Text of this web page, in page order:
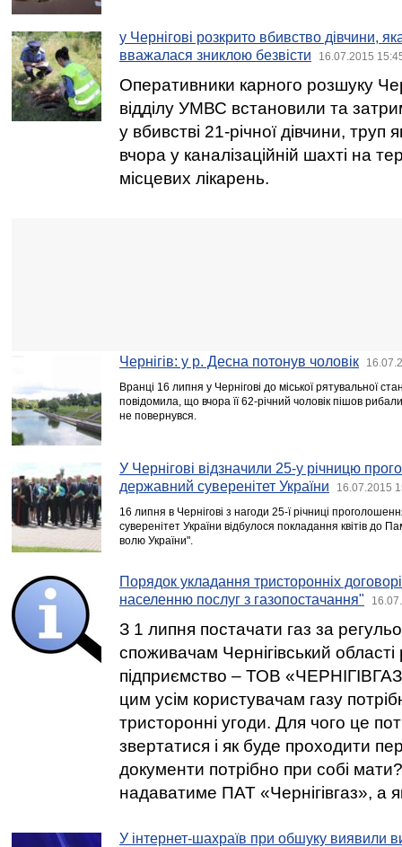
у Чернігові розкрито вбивство дівчини,
вважалася зниклою безвісти
16.07.2015
Оперативники карного розшуку
відділу УМВС встановили та
у вбивстві 21-річної дівчини, труп
вчора у каналізаційній шахті на
місцевих лікарень.
Чернігів: у р. Десна потонув чоловік
Вранці 16 липня у Чернігові до міської рятувальної
повідомила, що вчора її 62-річний чоловік пішов
не повернувся.
У Чернігові відзначили 25-у річницю
державний суверенітет України
16.07.2015
16 липня в Чернігові з нагоди 25-ї річниці
суверенітет України відбулося покладання квітів до
волю України".
Порядок укладання тристоронніх
населенню послуг з газопостачання"
З 1 липня постачати газ за
споживачам Чернігівський
підприємство – ТОВ
цим усім користувачам газу
тристоронні угоди. Для чого це
звертатися і як буде проходити
документи потрібно при собі
надаватиме ПАТ «Чернігівгаз», а
У інтернет-шахраїв при обшуку виявили